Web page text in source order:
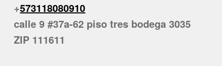
+573118080910
calle 9 #37a-62 piso tres bodega 3035
ZIP 111611